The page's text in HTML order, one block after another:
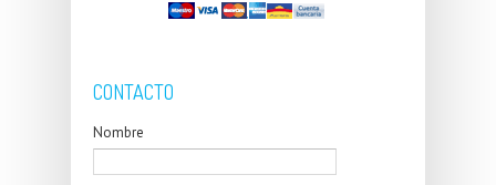
CONTACTO
Nombre